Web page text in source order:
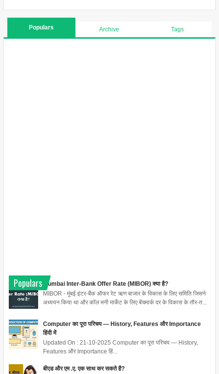
Populars Archive Tags
Populars
Mumbai Inter-Bank Offer Rate (MIBOR) क्या है?
MIBOR - मुंबई इंटर-बैंक ऑफर रेट ऋण बाजार के विकास के लिए समिति जिसने
अध्ययन किया था और कॉल मनी मार्केट के लिए बेंचमार्क दर के विकास के तौर-त...
Computer का पूरा परिचय — History, Features और Importance
हिंदी में
Updated On : 21-10-2025 Computer का पूरा परिचय — History,
Features और Importance हिं...
बीएड और एम .ए. एक साथ कर सकते है?